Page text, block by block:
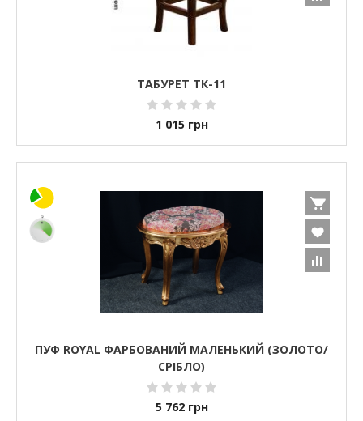
ТАБУРЕТ ТК-11
1 015 грн
ПУФ ROYAL ФАРБОВАНИЙ МАЛЕНЬКИЙ (ЗОЛОТО/
СРІБЛО)
5 762 грн